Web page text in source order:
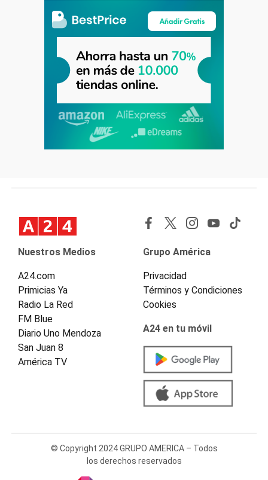
Nuestros Medios
A24.com
Primicias Ya
Radio La Red
FM Blue
Diario Uno Mendoza
San Juan 8
América TV
Grupo América
Privacidad
Términos y Condiciones
Cookies
A24 en tu móvil
© Copyright 2024 GRUPO AMERICA – Todos
los derechos reservados